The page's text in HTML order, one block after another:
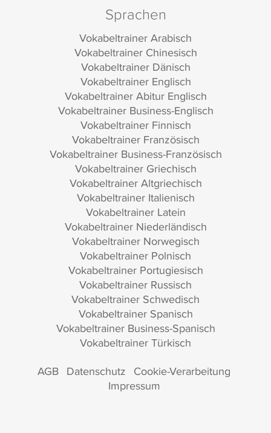
Sprachen
Vokabeltrainer Arabisch
Vokabeltrainer Chinesisch
Vokabeltrainer Dänisch
Vokabeltrainer Englisch
Vokabeltrainer Abitur Englisch
Vokabeltrainer Business-Englisch
Vokabeltrainer Finnisch
Vokabeltrainer Französisch
Vokabeltrainer Business-Französisch
Vokabeltrainer Griechisch
Vokabeltrainer Altgriechisch
Vokabeltrainer Italienisch
Vokabeltrainer Latein
Vokabeltrainer Niederländisch
Vokabeltrainer Norwegisch
Vokabeltrainer Polnisch
Vokabeltrainer Portugiesisch
Vokabeltrainer Russisch
Vokabeltrainer Schwedisch
Vokabeltrainer Spanisch
Vokabeltrainer Business-Spanisch
Vokabeltrainer Türkisch
AGB Datenschutz Cookie-Verarbeitung
Impressum